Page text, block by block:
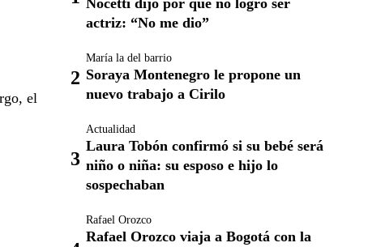
el
Nocetti dijo por qué no logró ser
actriz: “No me dio”
María la del barrio
Soraya Montenegro le propone un
nuevo trabajo a Cirilo
Actualidad
Laura Tobón confirmó si su bebé será
niño o niña: su esposo e hijo lo
sospechaban
Rafael Orozco
Rafael Orozco viaja a Bogotá con la